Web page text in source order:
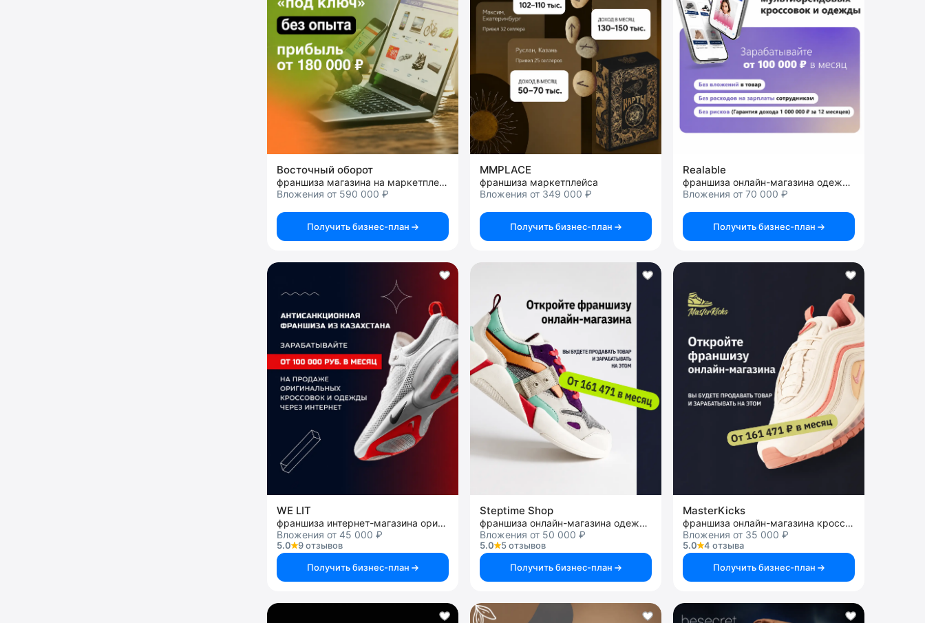
Восточный оборот
франшиза магазина на маркетплейсе
Вложения от 590 000 ₽
Получить бизнес-план
MMPLACE
франшиза маркетплейса
Вложения от 349 000 ₽
Получить бизнес-план
Realable
франшиза онлайн-магазина одежды и обуви
Вложения от 70 000 ₽
Получить бизнес-план
WE LIT
франшиза интернет-магазина оригинальных кроссовок
Вложения от 45 000 ₽
5.0
9 отзывов
Получить бизнес-план
Steptime Shop
франшиза онлайн-магазина одежды и обуви
Вложения от 50 000 ₽
5.0
5 отзывов
Получить бизнес-план
MasterKiсks
франшиза онлайн-магазина кроссовок
Вложения от 35 000 ₽
5.0
4 отзыва
Получить бизнес-план